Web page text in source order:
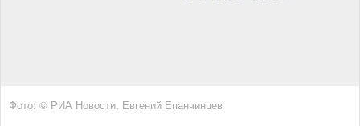
Фото: © РИА Новости, Евгений Епанчинцев